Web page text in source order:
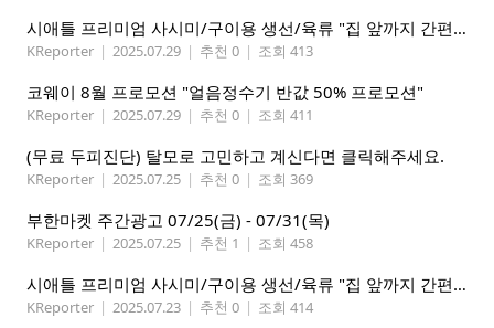
시애틀 프리미엄 사시미/구이용 생선/육류 "집 앞까지 간편하게" – 영오션닷컴
KReporter | 2025.07.29 | 추천 0 | 조회 413
코웨이 8월 프로모션 "얼음정수기 반값 50% 프로모션"
KReporter | 2025.07.29 | 추천 0 | 조회 411
(무료 두피진단) 탈모로 고민하고 계신다면 클릭해주세요.
KReporter | 2025.07.25 | 추천 0 | 조회 369
부한마켓 주간광고 07/25(금) - 07/31(목)
KReporter | 2025.07.25 | 추천 1 | 조회 458
시애틀 프리미엄 사시미/구이용 생선/육류 "집 앞까지 간편하게" – 영오션닷컴
KReporter | 2025.07.23 | 추천 0 | 조회 414